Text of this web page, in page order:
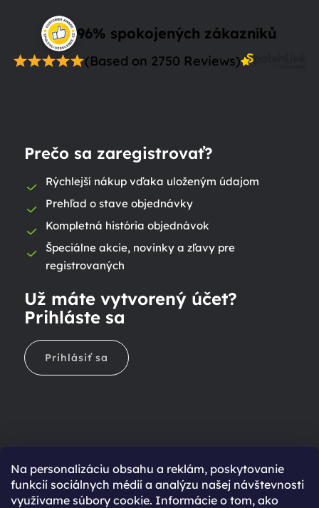
Na personalizáciu obsahu a reklám, poskytovanie
funkcií sociálnych médií a analýzu našej návštevnosti
využívame súbory cookie. Informácie o tom, ako
96% spokojených zákazníků
(Based on 2750 Reviews)
Prečo sa zaregistrovať?
Rýchlejší nákup vďaka uloženým údajom
Prehľad o stave objednávky
Kompletná história objednávok
Špeciálne akcie, novinky a zľavy pre
registrovaných
Už máte vytvorený účet?
Prihláste sa
Prihlásiť sa
Ešte nemáte účet?